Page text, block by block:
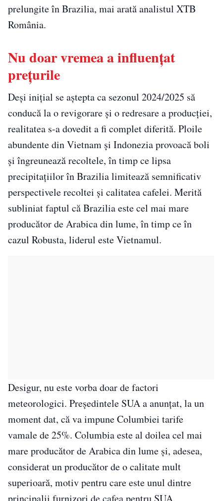
prelungite în Brazilia, mai arată analistul XTB
România.
Nu doar vremea a influențat
prețurile
Deși inițial se aștepta ca sezonul 2024/2025 să
conducă la o revigorare și o redresare a producției,
realitatea s-a dovedit a fi complet diferită. Ploile
abundente din Vietnam și Indonezia provoacă boli
și îngreunează recoltele, în timp ce lipsa
precipitațiilor în Brazilia limitează semnificativ
perspectivele recoltei și calitatea cafelei. Merită
subliniat faptul că Brazilia este cel mai mare
producător de Arabica din lume, în timp ce în
cazul Robusta, liderul este Vietnamul.
Desigur, nu este vorba doar de factori
meteorologici. Președintele SUA a anunțat, la un
moment dat, că va impune Columbiei tarife
vamale de 25%. Columbia este al doilea cel mai
mare producător de Arabica din lume și, adesea,
considerat un producător de o calitate mult
superioară, motiv pentru care este unul dintre
principalii furnizori de cafea pentru SUA.